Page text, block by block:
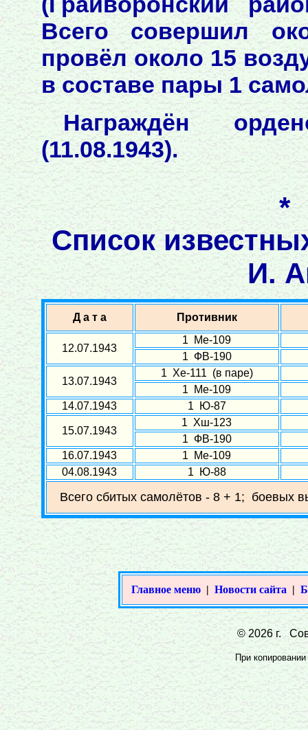
Всего совершил
провёл около 15
в составе пары 1
Награждён
(11.08.1943).
Список
И.
Д а т а Противник
12.07.1943
1 Ме-109
1 ФВ-190
13.07.1943
1 Хе-111 (в паре)
1 Ме-109
14.07.1943
1 Ю-87
15.07.1943
1 Хш-123
1 ФВ-190
16.07.1943
1 Ме-109
04.08.1943
1 Ю-88
Всего сбитых самолётов - 8 + 1; боевых
Главное меню | Новости сайта |
© 2026 г.
При